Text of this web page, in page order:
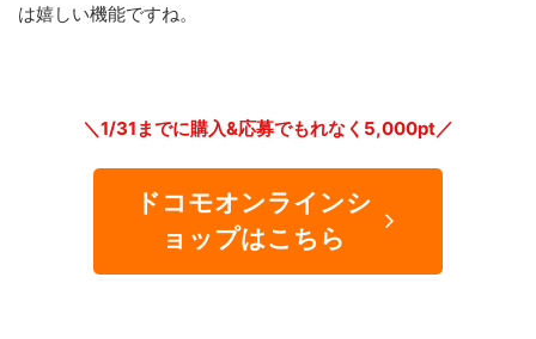
は嬉しい機能ですね。
＼1/31までに購入&応募でもれなく5,000pt／
ドコモオンラインシ
ョップはこちら